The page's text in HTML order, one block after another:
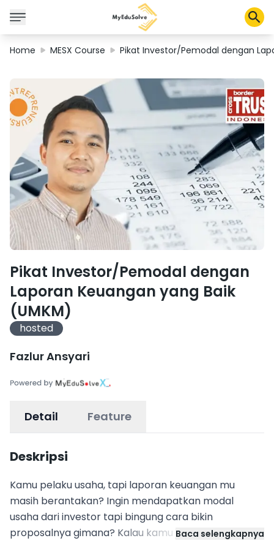
Corporate Solutions
Certifications
Programs
About Us
Shop
My Cart
Profile
Home MESX Course Pikat Investor/Pemodal dengan
Pikat Investor/Pemodal dengan
Laporan Keuangan yang Baik
(UMKM)
hosted
Fazlur Ansyari
Detail Feature
Deskripsi
Kamu pelaku usaha, tapi laporan keuangan mu
masih berantakan? Ingin mendapatkan modal
usaha dari investor tapi bingung cara bikin
proposalnya gimana? Kalau kamu jawab iya, course
Baca selengkapnya